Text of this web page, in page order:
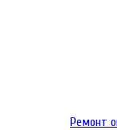
Ремонт